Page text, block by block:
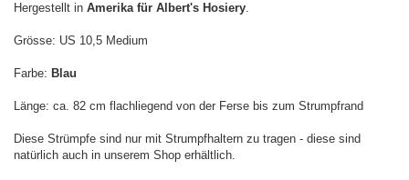
Hergestellt in Amerika für Albert's Hosiery.
Grösse: US 10,5 Medium
Farbe: Blau
Länge: ca. 82 cm flachliegend von der Ferse bis zum Strumpfrand
Diese Strümpfe sind nur mit Strumpfhaltern zu tragen - diese sind
natürlich auch in unserem Shop erhältlich.